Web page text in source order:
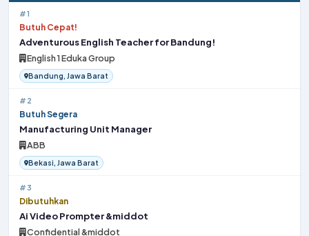
#1
Butuh Cepat!
Adventurous English Teacher for Bandung!
English 1 Eduka Group
Bandung, Jawa Barat
#2
Butuh Segera
Manufacturing Unit Manager
ABB
Bekasi, Jawa Barat
#3
Dibutuhkan
Ai Video Prompter &middot
Confidential &middot